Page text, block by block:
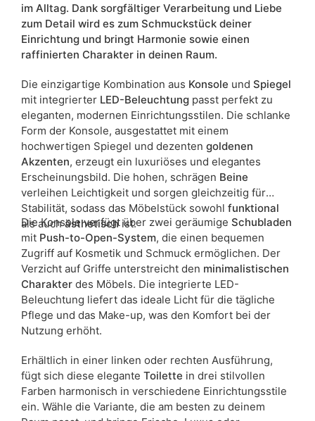
Breite 102
ean13 5905723963456
Aufgrund des Produktionsprozesses und der
Materialeigenschaften sind Maßabweichungen von +/- 2–3 cm
möglich.
im Alltag. Dank sorgfältiger Verarbeitung und Liebe
zum Detail wird es zum Schmuckstück deiner
Einrichtung und bringt Harmonie sowie einen
raffinierten Charakter in deinen Raum.
Die einzigartige Kombination aus Konsole und Spiegel
mit integrierter LED-Beleuchtung passt perfekt zu
eleganten, modernen Einrichtungsstilen. Die schlanke
Form der Konsole, ausgestattet mit einem
hochwertigen Spiegel und dezenten goldenen
Akzenten, erzeugt ein luxuriöses und elegantes
Erscheinungsbild. Die hohen, schrägen Beine
verleihen Leichtigkeit und sorgen gleichzeitig für
Stabilität, sodass das Möbelstück sowohl funktional
als auchästhetischist.
Die Konsole verfügt über zwei geräumige Schubladen
mit Push-to-Open-System, die einen bequemen
Zugriff auf Kosmetik und Schmuck ermöglichen. Der
Verzicht auf Griffe unterstreicht den minimalistischen
Charakter des Möbels. Die integrierte LED-
Beleuchtung liefert das ideale Licht für die tägliche
Pflege und das Make-up, was den Komfort bei der
Nutzung erhöht.
Erhältlich in einer linken oder rechten Ausführung,
fügt sich diese elegante Toilette in drei stilvollen
Farben harmonisch in verschiedene Einrichtungsstile
ein. Wähle die Variante, die am besten zu deinem